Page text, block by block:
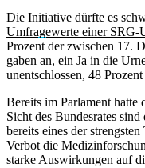
Die Initiative dürfte es
Umfragewerte einer SRG-
Prozent der zwischen 17.
gaben an, ein Ja in die
unentschlossen, 48
Bereits im Parlament hatte
Sicht des Bundesrates
bereits eines der
Verbot die
starke Auswirkungen auf